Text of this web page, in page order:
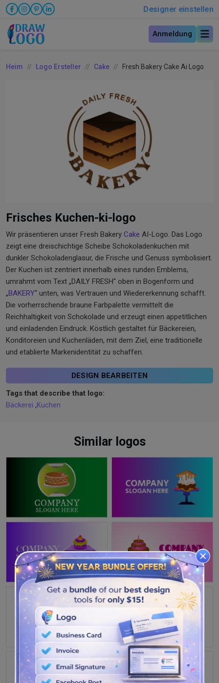
Designer einstellen
Anmeldung
Heim Logo Ersteller Cake Fresh Bakery Cake Ai Logo
Frisches Kuchen-ki-logo
Wir präsentieren unser Fresh Bakery Cake AI-Logo. Das Logo
zeigt eine dreischichtige Scheibe Schokoladenkuchen mit
dunkler Schokoladenglasur, die Frische und Genuss symbolisiert.
Der Kuchen ist zentriert innerhalb eines runden Emblems,
umrahmt vom Text „DAILY FRESH“ oben in Bogenform und
„BAKERY“ unten, was Vertrauen und Wiedererkennung schafft.
Die vorherrschende braune Farbpalette vermittelt die
Reichhaltigkeit von Schokolade und erzeugt einen appetitlichen
und einladenden Eindruck. Köstlich gestaltet für Bäckereien,
Konditoreien und Kuchenläden, mit dem Ziel, eine traditionelle
und etablierte Markenidentität zu schaffen.
DESIGN BEARBEITEN
Tags that describe that logo:
Bäckerei ,Kuchen
Similar logos